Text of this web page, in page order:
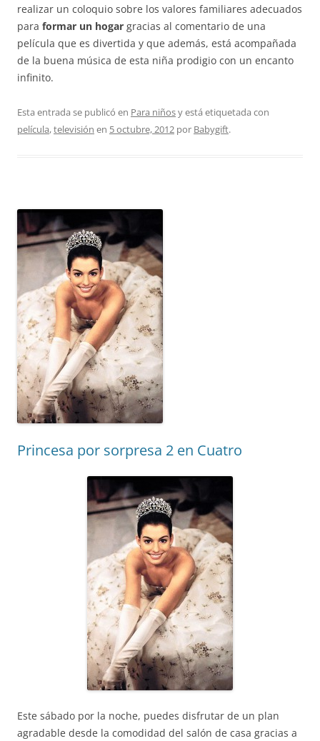
realizar un coloquio sobre los valores familiares adecuados
para formar un hogar gracias al comentario de una
película que es divertida y que además, está acompañada
de la buena música de esta niña prodigio con un encanto
infinito.
Esta entrada se publicó en Para niñosy está etiquetada con
película,televisión en 5 octubre, 2012 por Babygift.
Princesa por sorpresa 2 en Cuatro
Este sábado por la noche, puedes disfrutar de un plan
agradable desde la comodidad del salón de casa gracias a